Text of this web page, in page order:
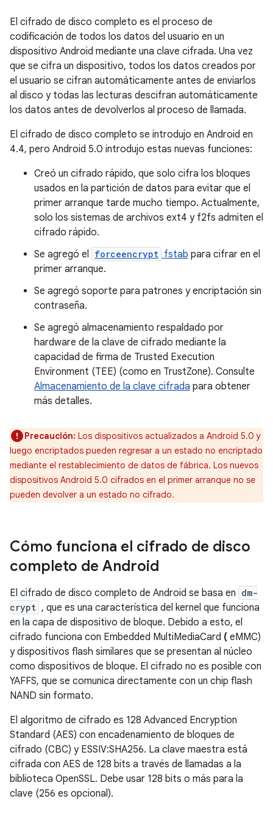
El cifrado de disco completo es el proceso de
codificación de todos los datos del usuario en un
dispositivo Android mediante una clave cifrada. Una vez
que se cifra un dispositivo, todos los datos creados por
el usuario se cifran automáticamente antes de enviarlos
al disco y todas las lecturas descifran automáticamente
los datos antes de devolverlos al proceso de llamada.
El cifrado de disco completo se introdujo en Android en
4.4, pero Android 5.0 introdujo estas nuevas funciones:
Creó un cifrado rápido, que solo cifra los bloques
usados ​​en la partición de datos para evitar que el
primer arranque tarde mucho tiempo. Actualmente,
solo los sistemas de archivos ext4 y f2fs admiten el
cifrado rápido.
Se agregó el forceencrypt fstab para cifrar en el
primer arranque.
Se agregó soporte para patrones y encriptación sin
contraseña.
Se agregó almacenamiento respaldado por
hardware de la clave de cifrado mediante la
capacidad de firma de Trusted Execution
Environment (TEE) (como en TrustZone). Consulte
Almacenamiento de la clave cifrada para obtener
más detalles.
Precaución: Los dispositivos actualizados a Android 5.0 y
luego encriptados pueden regresar a un estado no encriptado
mediante el restablecimiento de datos de fábrica. Los nuevos
dispositivos Android 5.0 cifrados en el primer arranque no se
pueden devolver a un estado no cifrado.
Cómo funciona el cifrado de disco
completo de Android
El cifrado de disco completo de Android se basa en dm-
crypt , que es una característica del kernel que funciona
en la capa de dispositivo de bloque. Debido a esto, el
cifrado funciona con Embedded MultiMediaCard ( eMMC)
y dispositivos flash similares que se presentan al núcleo
como dispositivos de bloque. El cifrado no es posible con
YAFFS, que se comunica directamente con un chip flash
NAND sin formato.
El algoritmo de cifrado es 128 Advanced Encryption
Standard (AES) con encadenamiento de bloques de
cifrado (CBC) y ESSIV:SHA256. La clave maestra está
cifrada con AES de 128 bits a través de llamadas a la
biblioteca OpenSSL. Debe usar 128 bits o más para la
clave (256 es opcional).